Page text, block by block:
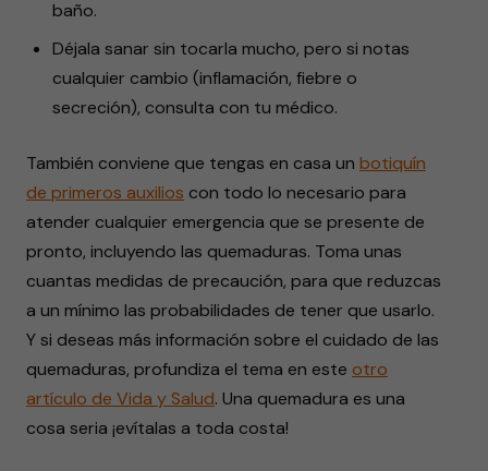
baño.
Déjala sanar sin tocarla mucho, pero si notas
cualquier cambio (inflamación, fiebre o
secreción), consulta con tu médico.
También conviene que tengas en casa un botiquín
de primeros auxilios con todo lo necesario para
atender cualquier emergencia que se presente de
pronto, incluyendo las quemaduras. Toma unas
cuantas medidas de precaución, para que reduzcas
a un mínimo las probabilidades de tener que usarlo.
Y si deseas más información sobre el cuidado de las
quemaduras, profundiza el tema en este otro
artículo de Vida y Salud. Una quemadura es una
cosa seria ¡evítalas a toda costa!